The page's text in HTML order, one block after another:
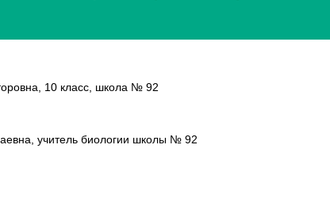
10 класс, школа № 92
учитель биологии школы № 92